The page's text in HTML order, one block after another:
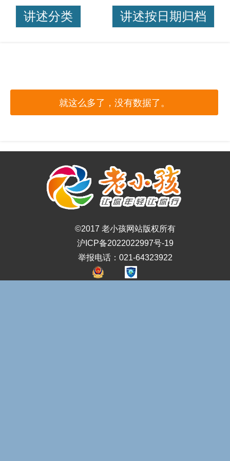
讲述分类 讲述按日期归档
就这么多了，没有数据了。
©2017 老小孩网站版权所有
沪ICP备2022022997号-19
举报电话：021-64323922